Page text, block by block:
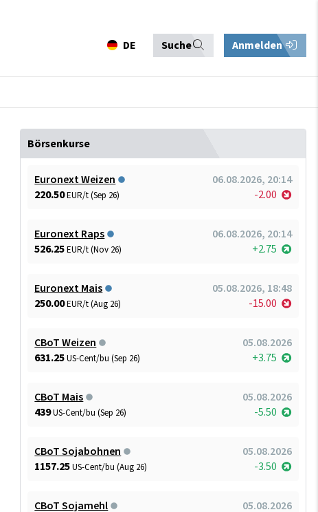
DE Suche Anmelden
Börsenkurse
Euronext Weizen
06.08.2026, 20:14
220.50EUR/t (Sep 26) -2.00
Euronext Raps
06.08.2026, 20:14
526.25EUR/t (Nov 26) +2.75
Euronext Mais
05.08.2026, 18:48
250.00EUR/t (Aug 26) -15.00
CBoT Weizen
05.08.2026
631.25US-Cent/bu (Sep 26) +3.75
CBoT Mais
05.08.2026
439US-Cent/bu (Sep 26) -5.50
CBoT Sojabohnen
05.08.2026
1157.25US-Cent/bu (Aug 26) -3.50
CBoT Sojamehl
05.08.2026